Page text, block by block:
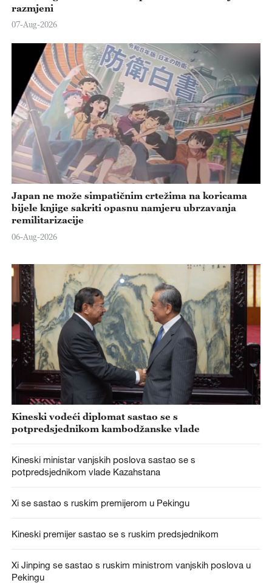
razmjeni
07-Aug-2026
Japan ne može simpatičnim crtežima na koricama
bijele knjige sakriti opasnu namjeru ubrzavanja
remilitarizacije
06-Aug-2026
Kineski vodeći diplomat sastao se s
potpredsjednikom kambodžanske vlade
Kineski ministar vanjskih poslova sastao se s
potpredsjednikom vlade Kazahstana
Xi se sastao s ruskim premijerom u Pekingu
Kineski premijer sastao se s ruskim predsjednikom
Xi Jinping se sastao s ruskim ministrom vanjskih poslova u
Pekingu